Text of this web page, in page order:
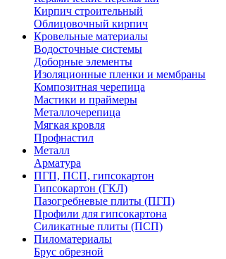
Кирпич строительный
Облицовочный кирпич
Кровельные материалы
Водосточные системы
Доборные элементы
Изоляционные пленки и мембраны
Композитная черепица
Мастики и праймеры
Металлочерепица
Мягкая кровля
Профнастил
Металл
Арматура
ПГП, ПСП, гипсокартон
Гипсокартон (ГКЛ)
Пазогребневые плиты (ПГП)
Профили для гипсокартона
Силикатные плиты (ПСП)
Пиломатериалы
Брус обрезной